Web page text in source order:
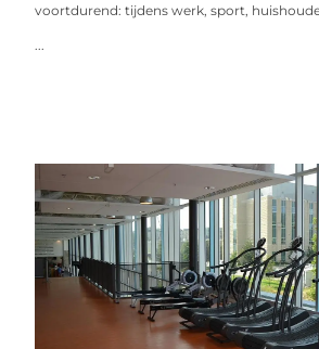
voortdurend: tijdens werk, sport,
...